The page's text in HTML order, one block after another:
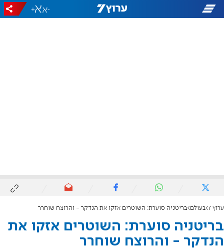
-
+
ערוץ 7 בעולם בריטניה סוערת: השוטרים אזקו את הנדקר - והרוצח שוחרר
בריטניה סוערת: השוטרים אזקו את
הנדקר - והרוצח שוחרר